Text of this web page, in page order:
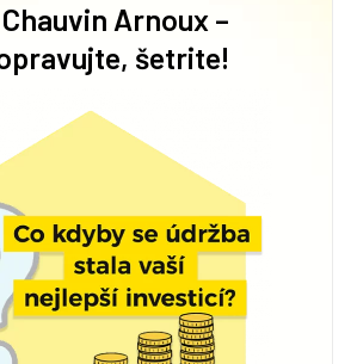
Arnoux –
šetrite!